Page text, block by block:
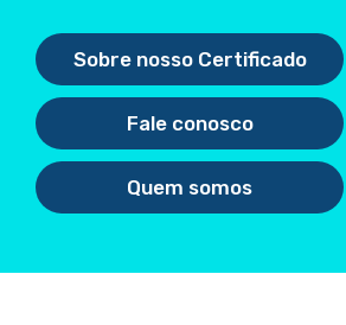
Sobre nosso Certificado
Fale conosco
Quem somos